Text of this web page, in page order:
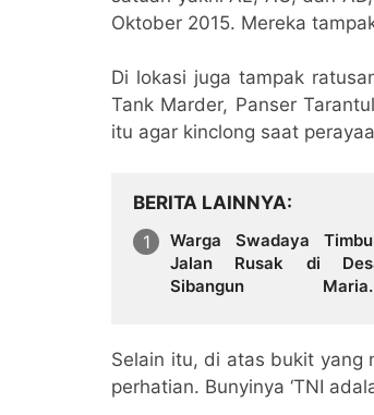
Oktober 2015. Mereka
Di lokasi juga tampak
Tank Marder, Panser
itu agar kinclong saat
BERITA LAINNYA
Warga Swadaya
Jalan Rusak di
Sibangun
Selain itu, di atas bukit yang
perhatian. Bunyinya ‘TNI